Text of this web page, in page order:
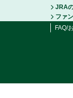
JRA
ファ
FAQ/